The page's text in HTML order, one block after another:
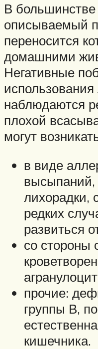
В большинстве
описываемый
переносится
домашними
Негативные
использования
наблюдаются
плохой
могут
в виде
высыпаний,
лихорадки,
редких
развиться
со стороны
прочие:
группы В,
кишечника.